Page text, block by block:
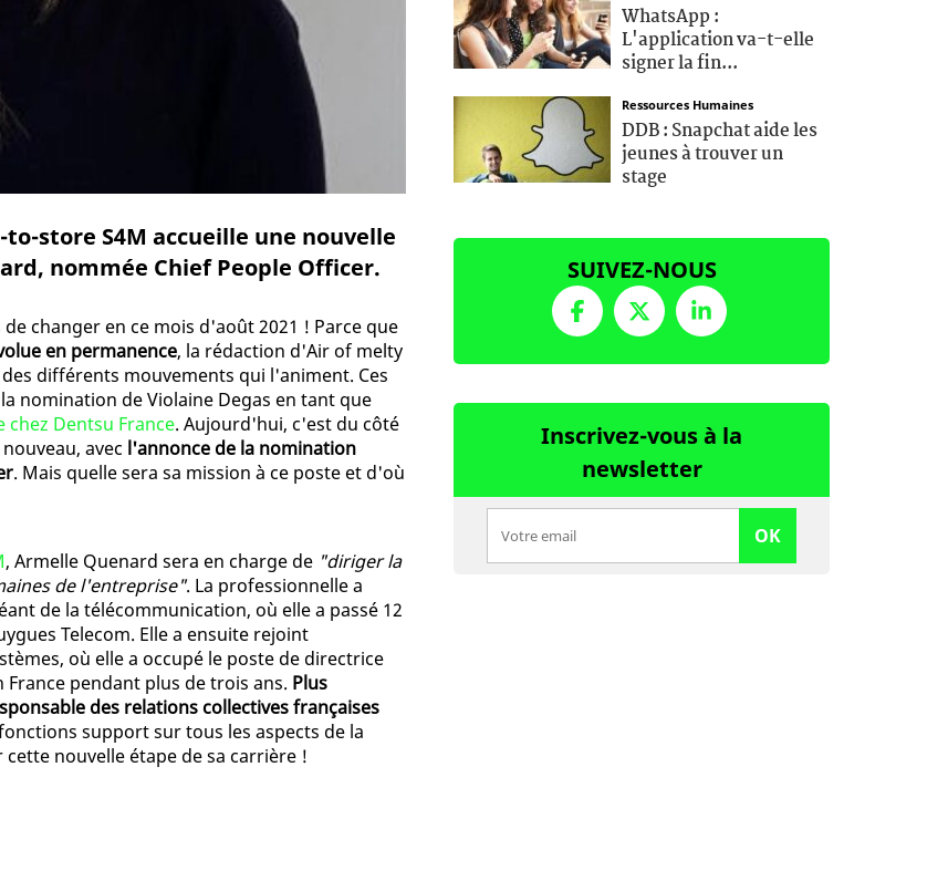
store S4M accueille une nouvelle
nommée Chief People Officer.
changer en ce mois d'août 2021 ! Parce que
en permanence, la rédaction d'Air of melty
différents mouvements qui l'animent. Ces
nomination de Violaine Degas en tant que
chez Dentsu France. Aujourd'hui, c'est du côté
avec l'annonce de la nomination
. Mais quelle sera sa mission à ce poste et d'où
, Armelle Quenard sera en charge de "diriger la
de l'entreprise". La professionnelle a
de la télécommunication, où elle a passé 12
Telecom. Elle a ensuite rejoint
où elle a occupé le poste de directrice
pendant plus de trois ans. Plus
des relations collectives françaises
support sur tous les aspects de la
nouvelle étape de sa carrière !
WhatsApp :
L'application va-t-elle
signer la fin...
Ressources Humaines
DDB : Snapchat aide les
jeunes à trouver un
stage
SUIVEZ-NOUS
Inscrivez-vous à la
newsletter
OK